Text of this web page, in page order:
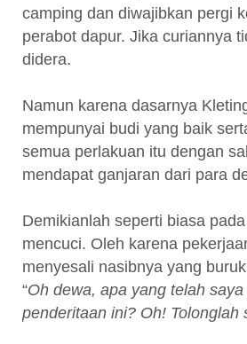
camping dan diwajibkan pergi
perabot dapur. Jika curiannya
didera.
Namun karena dasarnya
mempunyai budi yang baik
semua perlakuan itu dengan
mendapat ganjaran dari para
Demikianlah seperti biasa
mencuci. Oleh karena
menyesali nasibnya yang
“Oh dewa, apa yang telah
penderitaan ini? Oh! Tolonglah